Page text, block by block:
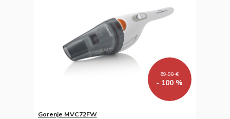
59,90 €
- 100 %
Gorenje MVC72FW